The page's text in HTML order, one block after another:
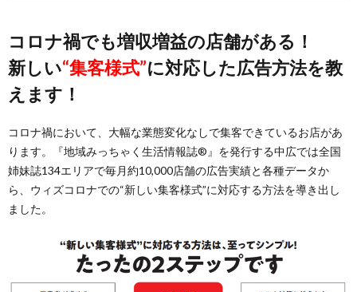
コロナ禍でも増収増益の店舗がある！
新しい“集客様式”に対応した広告方法を教
えます！
コロナ禍において、大幅な業態変化なしで集客できているお店があ
ります。『地域みっちゃく生活情報誌®』を発行する中広では全国
姉妹誌134エリアで毎月約10,000店舗の広告実績と各種データか
ら、ウィズコロナでの“新しい集客様式”に対応する方法を導き出し
ました。